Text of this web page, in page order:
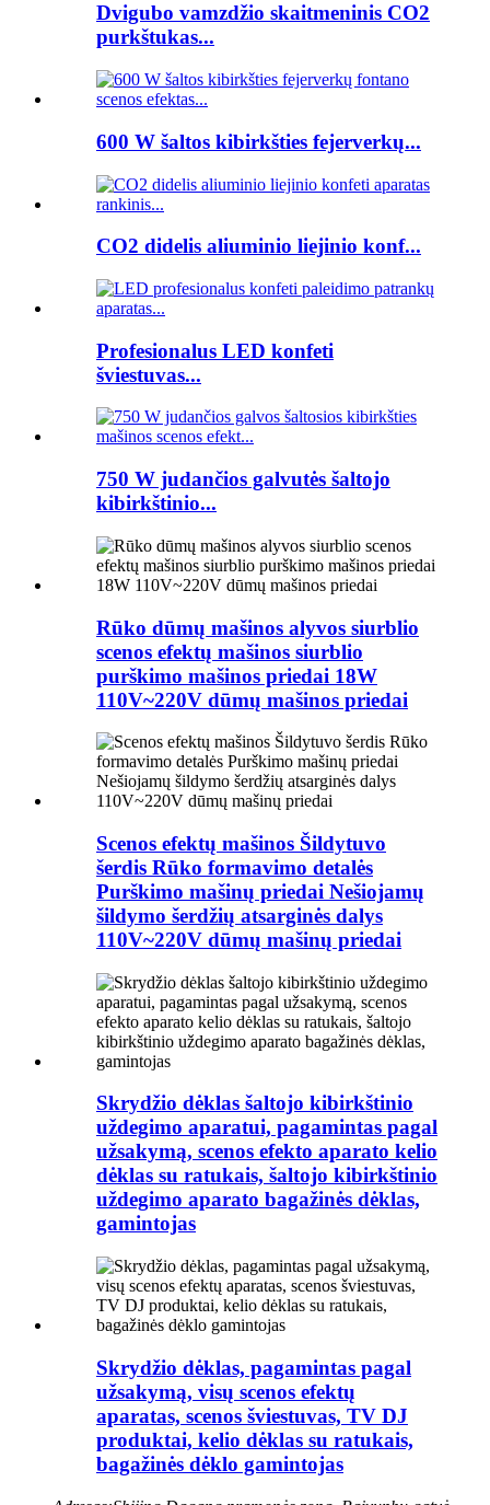
Dvigubo vamzdžio skaitmeninis CO2
purkštukas...
600 W šaltos kibirkšties fejerverkų...
CO2 didelis aliuminio liejinio konf...
Profesionalus LED konfeti
šviestuvas...
750 W judančios galvutės šaltojo
kibirkštinio...
Rūko dūmų mašinos alyvos siurblio
scenos efektų mašinos siurblio
purškimo mašinos priedai 18W
110V~220V dūmų mašinos priedai
Scenos efektų mašinos Šildytuvo
šerdis Rūko formavimo detalės
Purškimo mašinų priedai Nešiojamų
šildymo šerdžių atsarginės dalys
110V~220V dūmų mašinų priedai
Skrydžio dėklas šaltojo kibirkštinio
uždegimo aparatui, pagamintas pagal
užsakymą, scenos efekto aparato kelio
dėklas su ratukais, šaltojo kibirkštinio
uždegimo aparato bagažinės dėklas,
gamintojas
Skrydžio dėklas, pagamintas pagal
užsakymą, visų scenos efektų
aparatas, scenos šviestuvas, TV DJ
produktai, kelio dėklas su ratukais,
bagažinės dėklo gamintojas